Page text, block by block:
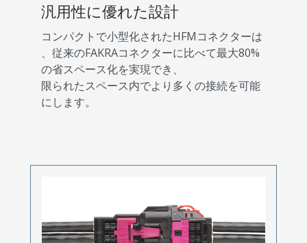
汎用性に優れた設計
コンパクトで小型化されたHFMコネクターは
、従来のFAKRAコネクターに比べて最大80%
の省スペース化を実現でき、
限られたスペース内でより多くの接続を可能
にします。